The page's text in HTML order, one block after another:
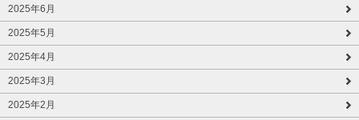
2025年6月
2025年5月
2025年4月
2025年3月
2025年2月